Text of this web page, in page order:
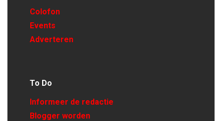
Colofon
Events
Adverteren
To Do
Informeer de redactie
Blogger worden